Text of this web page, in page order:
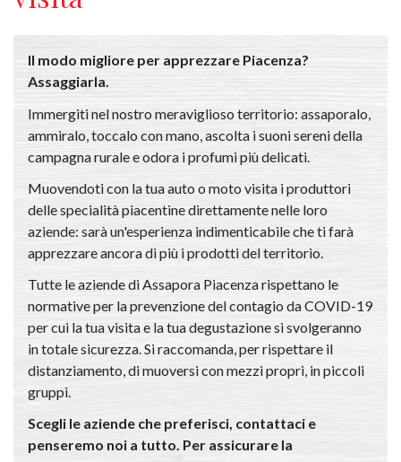
Il modo migliore per apprezzare Piacenza?
Assaggiarla.
Immergiti nel nostro meraviglioso territorio: assaporalo,
ammiralo, toccalo con mano, ascolta i suoni sereni della
campagna rurale e odora i profumi più delicati.
Muovendoti con la tua auto o moto visita i produttori
delle specialità piacentine direttamente nelle loro
aziende: sarà un'esperienza indimenticabile che ti farà
apprezzare ancora di più i prodotti del territorio.
Tutte le aziende di Assapora Piacenza rispettano le
normative per la prevenzione del contagio da COVID-19
per cui la tua visita e la tua degustazione si svolgeranno
in totale sicurezza. Si raccomanda, per rispettare il
distanziamento, di muoversi con mezzi propri, in piccoli
gruppi.
Scegli le aziende che preferisci, contattaci e
penseremo noi a tutto. Per assicurare la